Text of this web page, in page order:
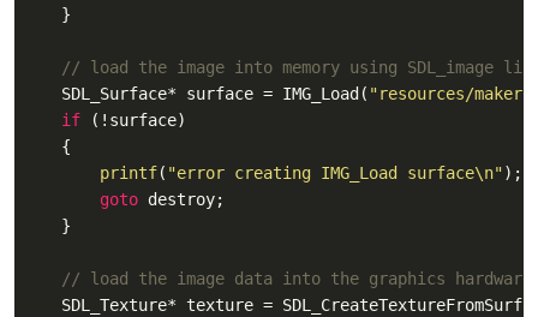
    }
// load the image into memory using SDL_image
    SDL_Surface* surface = IMG_Load(
"resources/
if (!surface)
    {
printf( "error creating IMG_Load surface\n");
goto destroy;
    }
// load the image data into the graphics
SDL_Texture* texture =